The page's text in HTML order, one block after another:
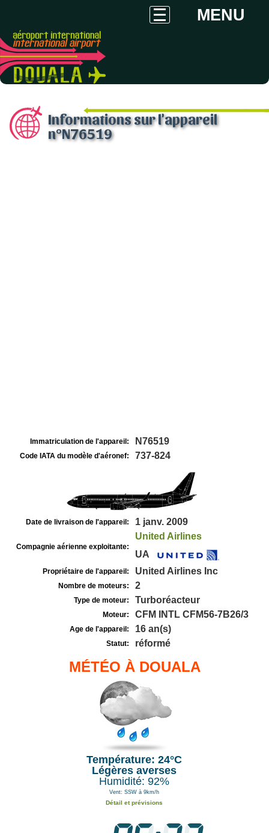
MENU
Informations sur l'appareil
n°N76519
Immatriculation de l'appareil: N76519
Code IATA du modèle d'aéronef: 737-824
Date de livraison de l'appareil: 1 janv. 2009
Compagnie aérienne exploitante:
United Airlines
UA
Propriétaire de l'appareil: United Airlines Inc
Nombre de moteurs: 2
Type de moteur: Turboréacteur
Moteur: CFM INTL CFM56-7B26/3
Age de l'appareil: 16 an(s)
Statut: réformé
MÉTÉO À DOUALA
Température: 24°C
Légères averses
Humidité: 92%
Vent: SSW à 9km/h
Détail et prévisions